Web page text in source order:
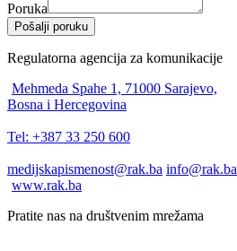
Poruka
Pošalji poruku
Regulatorna agencija za komunikacije
Mehmeda Spahe 1, 71000 Sarajevo,
Bosna i Hercegovina
Tel: +387 33 250 600
medijskapismenost@rak.ba info@rak.ba
www.rak.ba
Pratite nas na društvenim mrežama